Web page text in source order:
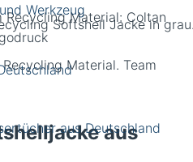
Werkzeug
aus Deutschland
Softshell Jacke in
aus